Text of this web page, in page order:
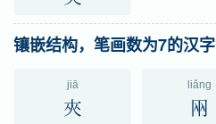
镶嵌结构，笔画数为7的汉字
jiā
夾
liǎng
㒳